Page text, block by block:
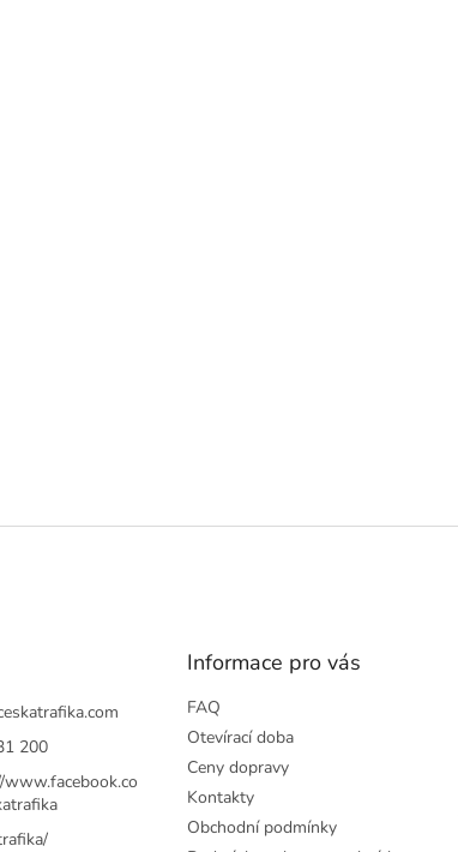
200
Informace pro vás
FAQ
Otevírací doba
Ceny dopravy
Kontakty
Obchodní podmínky